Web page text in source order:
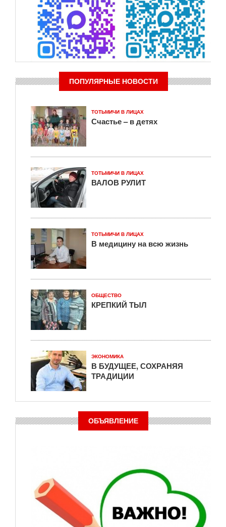
ПОПУЛЯРНЫЕ НОВОСТИ
ТОТЬМИЧИ В ЛИЦАХ
Счастье – в детях
ТОТЬМИЧИ В ЛИЦАХ
ВАЛОВ РУЛИТ
ТОТЬМИЧИ В ЛИЦАХ
В медицину на всю жизнь
ОБЩЕСТВО
КРЕПКИЙ ТЫЛ
ЭКОНОМИКА
В БУДУЩЕЕ, СОХРАНЯЯ
ТРАДИЦИИ
ОБЪЯВЛЕНИЕ